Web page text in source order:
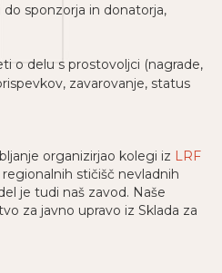
sponzorja in donatorja,
o delu s prostovoljci (nagrade,
zavarovanje, status
organizirjao kolegi iz LRF
stičišč nevladnih
je tudi naš zavod. Naše
za javno upravo iz Sklada za